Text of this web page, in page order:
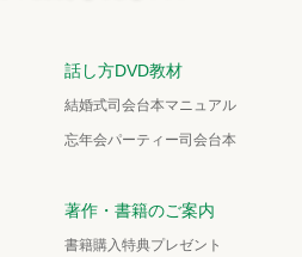
話し方DVD教材
結婚式司会台本マニュアル
忘年会パーティー司会台本
著作・書籍のご案内
書籍購入特典プレゼント